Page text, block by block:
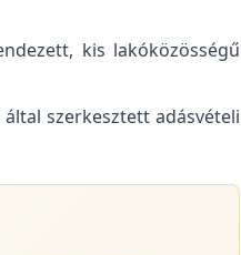
kis lakóközösségű
szerkesztett adásvételi